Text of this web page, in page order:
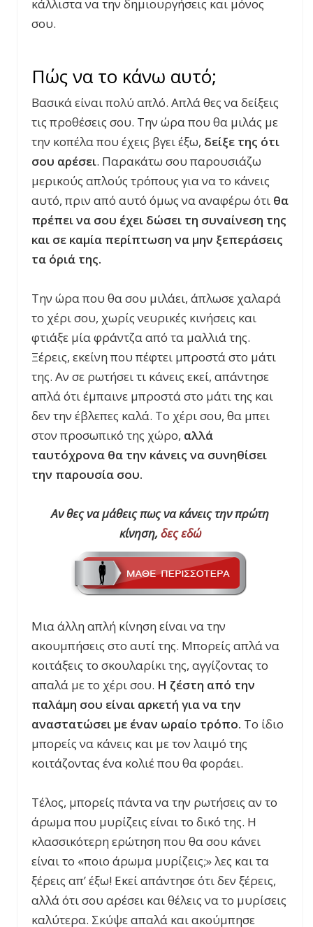
κάλλιστα να την δημιουργήσεις και μόνος
σου.
Πώς να το κάνω αυτό;
Βασικά είναι πολύ απλό. Απλά θες να δείξεις
τις προθέσεις σου. Την ώρα που θα μιλάς με
την κοπέλα που έχεις βγει έξω, δείξε της ότι
σου αρέσει. Παρακάτω σου παρουσιάζω
μερικούς απλούς τρόπους για να το κάνεις
αυτό, πριν από αυτό όμως να αναφέρω ότι θα
πρέπει να σου έχει δώσει τη συναίνεση της
και σε καμία περίπτωση να μην ξεπεράσεις
τα όριά της.
Την ώρα που θα σου μιλάει, άπλωσε χαλαρά
το χέρι σου, χωρίς νευρικές κινήσεις και
φτιάξε μία φράντζα από τα μαλλιά της.
Ξέρεις, εκείνη που πέφτει μπροστά στο μάτι
της. Αν σε ρωτήσει τι κάνεις εκεί, απάντησε
απλά ότι έμπαινε μπροστά στο μάτι της και
δεν την έβλεπες καλά. Το χέρι σου, θα μπει
στον προσωπικό της χώρο, αλλά
ταυτόχρονα θα την κάνεις να συνηθίσει
την παρουσία σου.
Αν θες να μάθεις πως να κάνεις την πρώτη
κίνηση, δες εδώ
Μια άλλη απλή κίνηση είναι να την
ακουμπήσεις στο αυτί της. Μπορείς απλά να
κοιτάξεις το σκουλαρίκι της, αγγίζοντας το
απαλά με το χέρι σου. Η ζέστη από την
παλάμη σου είναι αρκετή για να την
αναστατώσει με έναν ωραίο τρόπο. Το ίδιο
μπορείς να κάνεις και με τον λαιμό της
κοιτάζοντας ένα κολιέ που θα φοράει.
Τέλος, μπορείς πάντα να την ρωτήσεις αν το
άρωμα που μυρίζεις είναι το δικό της. Η
κλασσικότερη ερώτηση που θα σου κάνει
είναι το «ποιο άρωμα μυρίζεις;» λες και τα
ξέρεις απ’ έξω! Εκεί απάντησε ότι δεν ξέρεις,
αλλά ότι σου αρέσει και θέλεις να το μυρίσεις
καλύτερα. Σκύψε απαλά και ακούμπησε